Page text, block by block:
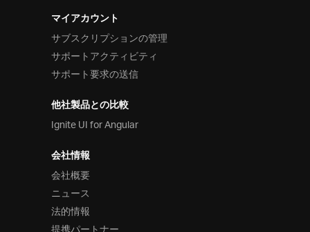
マイアカウント
サブスクリプションの管理
サポートアクティビティ
サポート要求の送信
他社製品との比較
Ignite UI for Angular
会社情報
会社概要
ニュース
法的情報